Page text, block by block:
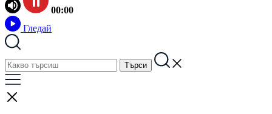
00:00
Гледай